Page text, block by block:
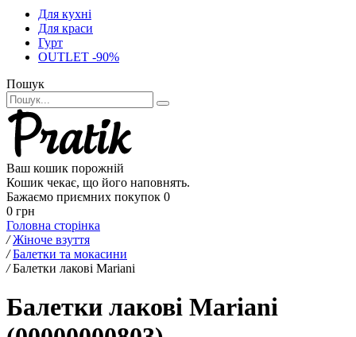
Для кухні
Для краси
Гурт
OUTLET -90%
Пошук
Ваш кошик порожній
Кошик чекає, що його наповнять.
Бажаємо приємних покупок 0
0 грн
Головна сторінка
/ Жіноче взуття
/ Балетки та мокасини
/ Балетки лакові Mariani
Балетки лакові Mariani